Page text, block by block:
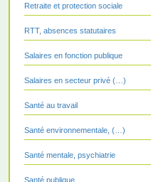
Retraite et protection sociale
RTT, absences statutaires
Salaires en fonction publique
Salaires en secteur privé (…)
Santé au travail
Santé environnementale, (…)
Santé mentale, psychiatrie
Santé publique